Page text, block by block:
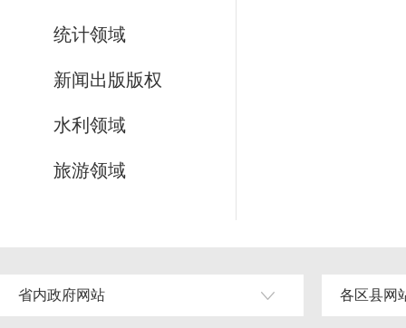
统计领域
新闻出版版权
水利领域
旅游领域
省内政府网站 各区县网